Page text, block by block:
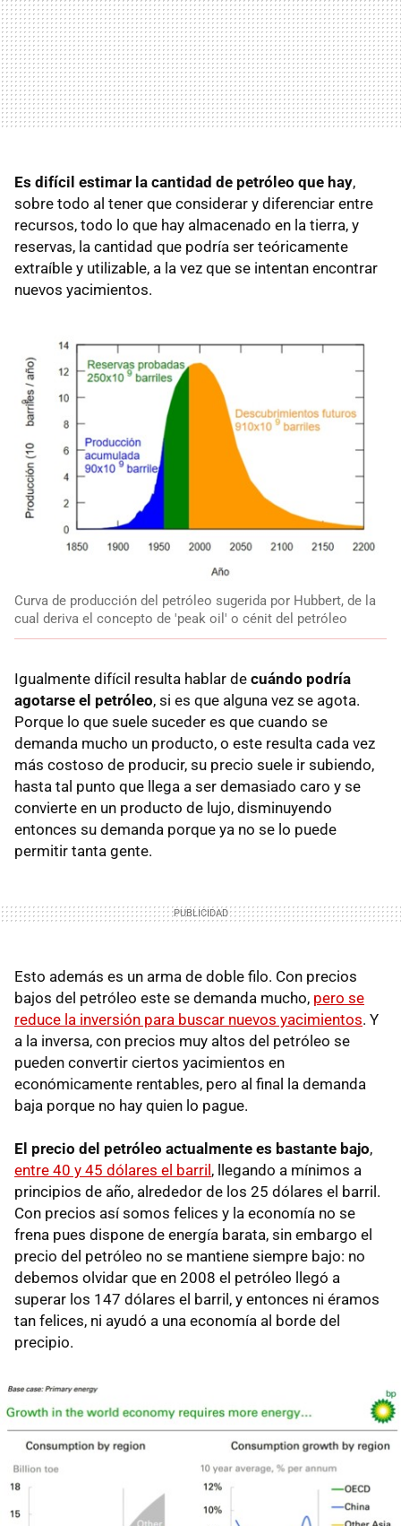
Es difícil estimar la cantidad de petróleo que hay,
sobre todo al tener que considerar y diferenciar entre
recursos, todo lo que hay almacenado en la tierra, y
reservas, la cantidad que podría ser teóricamente
extraíble y utilizable, a la vez que se intentan encontrar
nuevos yacimientos.
Curva de producción del petróleo sugerida por Hubbert, de la
cual deriva el concepto de 'peak oil' o cénit del petróleo
Igualmente difícil resulta hablar de cuándo podría
agotarse el petróleo, si es que alguna vez se agota.
Porque lo que suele suceder es que cuando se
demanda mucho un producto, o este resulta cada vez
más costoso de producir, su precio suele ir subiendo,
hasta tal punto que llega a ser demasiado caro y se
convierte en un producto de lujo, disminuyendo
entonces su demanda porque ya no se lo puede
permitir tanta gente.
Esto además es un arma de doble filo. Con precios
bajos del petróleo este se demanda mucho, pero se
reduce la inversión para buscar nuevos yacimientos. Y
a la inversa, con precios muy altos del petróleo se
pueden convertir ciertos yacimientos en
económicamente rentables, pero al final la demanda
baja porque no hay quien lo pague.
El precio del petróleo actualmente es bastante bajo,
entre 40 y 45 dólares el barril, llegando a mínimos a
principios de año, alrededor de los 25 dólares el barril.
Con precios así somos felices y la economía no se
frena pues dispone de energía barata, sin embargo el
precio del petróleo no se mantiene siempre bajo: no
debemos olvidar que en 2008 el petróleo llegó a
superar los 147 dólares el barril, y entonces ni éramos
tan felices, ni ayudó a una economía al borde del
precipio.